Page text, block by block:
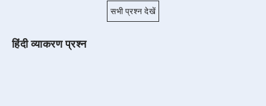
सभी प्रश्न देखें
हिंदी व्याकरण प्रश्न